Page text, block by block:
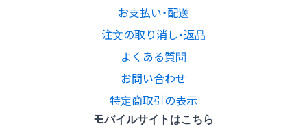
お支払い・配送
注文の取り消し・返品
よくある質問
お問い合わせ
特定商取引の表示
モバイルサイトはこちら